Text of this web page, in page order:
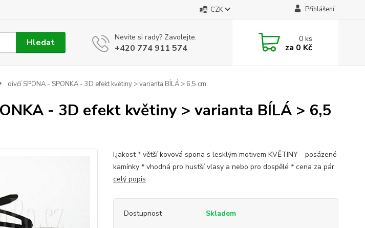
CZK Přihlášení
Hledat Nevíte si rady? Zavolejte.
+420 774 911 574
0ks
za 0 Kč
dívčí SPONA - SPONKA - 3D efekt květiny > varianta BÍLÁ > 6,5 cm
- 3D efekt květiny > varianta BÍLÁ > 6,5
I.jakost * větší kovová spona s lesklým motivem KVĚTINY - posázené
kamínky * vhodná pro hustší vlasy a nebo pro dospělé * cena za pár
celý popis
Dostupnost Skladem